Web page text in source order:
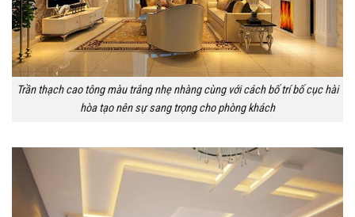
Trần thạch cao tông màu trắng nhẹ nhàng cùng với cách bố trí bố cục hài
hòa tạo nên sự sang trọng cho phòng khách